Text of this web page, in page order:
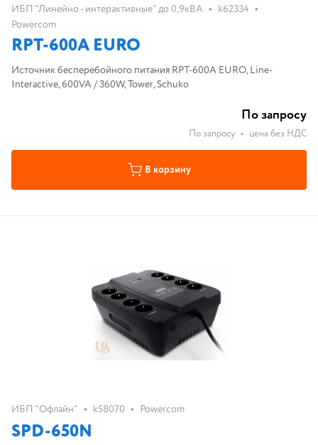
ИБП "Линейно - интерактивные" до 0,9кВА • k62334 •
Powercom
RPT-600A EURO
Источник бесперебойного питания RPT-600A EURO, Line-
Interactive, 600VA / 360W, Tower, Schuko
По запросу
По запросу • цена без НДС
В корзину
ИБП "Офлайн" • k58070 • Powercom
SPD-650N